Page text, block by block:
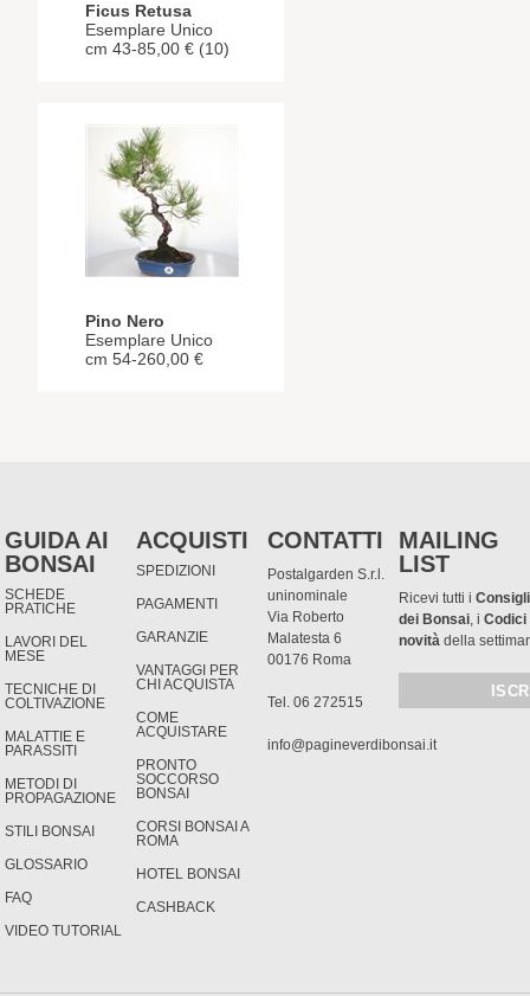
Ficus Retusa
Esemplare Unico
cm 43-85,00 € (10)
Pino Nero
Esemplare Unico
cm 54-260,00 €
GUIDA AI
BONSAI
SCHEDE
PRATICHE
LAVORI DEL
MESE
TECNICHE DI
COLTIVAZIONE
MALATTIE E
PARASSITI
METODI DI
PROPAGAZIONE
STILI BONSAI
GLOSSARIO
FAQ
VIDEO TUTORIAL
ACQUISTI
SPEDIZIONI
PAGAMENTI
GARANZIE
VANTAGGI PER
CHI ACQUISTA
COME
ACQUISTARE
PRONTO
SOCCORSO
BONSAI
CORSI BONSAI A
ROMA
HOTEL BONSAI
CASHBACK
CONTATTI
Postalgarden S.r.l.
uninominale
Via Roberto
Malatesta 6
00176 Roma
Tel. 06 272515
info@pagineverdibonsai.it
MAILING
LIST
Ricevi tutti i
dei Bonsai, iCodici
novità della